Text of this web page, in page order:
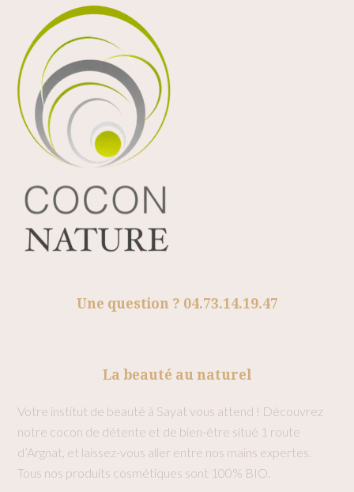
Une question ? 04.73.14.19.47
La beauté au naturel
Votre institut de beauté à Sayat vous attend ! Découvrez
notre cocon de détente et de bien-être situé 1 route
d’Argnat, et laissez-vous aller entre nos mains expertes.
Tous nos produits cosmétiques sont 100% BIO.